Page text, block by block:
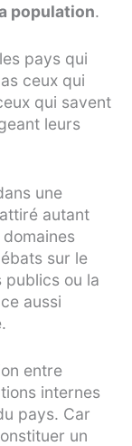
population.
pays qui
ceux qui
qui savent
leurs
une
autant
sur le
publics ou la
aussi
entre
internes
pays. Car
un